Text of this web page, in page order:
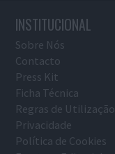
INSTITUCIONAL
Sobre Nós
Contacto
Press Kit
Ficha Técnica
Regras de Utilização
Privacidade
Política de Cookies